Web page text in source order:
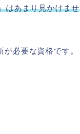
はあまり見かけませ
必要な資格です。